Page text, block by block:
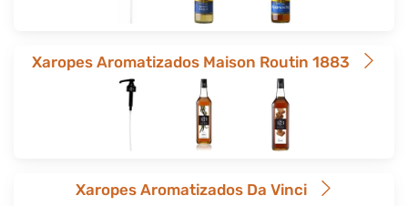
Xaropes Aromatizados Maison Routin 1883
Xaropes Aromatizados Da Vinci